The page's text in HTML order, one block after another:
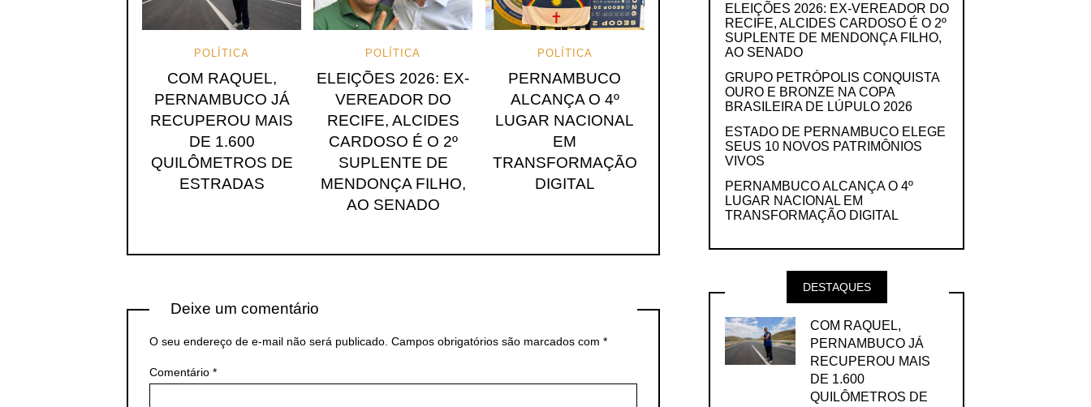
POLÍTICA
COM RAQUEL,
PERNAMBUCO JÁ
RECUPEROU MAIS
DE 1.600
QUILÔMETROS DE
ESTRADAS
POLÍTICA
ELEIÇÕES 2026: EX-
VEREADOR DO
RECIFE, ALCIDES
CARDOSO É O 2º
SUPLENTE DE
MENDONÇA FILHO,
AO SENADO
POLÍTICA
PERNAMBUCO
ALCANÇA O 4º
LUGAR NACIONAL
EM
TRANSFORMAÇÃO
DIGITAL
Deixe um comentário
O seu endereço de e-mail não será publicado. Campos obrigatórios são marcados com *
Comentário *
ELEIÇÕES 2026: EX-VEREADOR DO
RECIFE, ALCIDES CARDOSO É O 2º
SUPLENTE DE MENDONÇA FILHO,
AO SENADO
GRUPO PETRÓPOLIS CONQUISTA
OURO E BRONZE NA COPA
BRASILEIRA DE LÚPULO 2026
ESTADO DE PERNAMBUCO ELEGE
SEUS 10 NOVOS PATRIMÔNIOS
VIVOS
PERNAMBUCO ALCANÇA O 4º
LUGAR NACIONAL EM
TRANSFORMAÇÃO DIGITAL
DESTAQUES
COM RAQUEL,
PERNAMBUCO JÁ
RECUPEROU MAIS
DE 1.600
QUILÔMETROS DE